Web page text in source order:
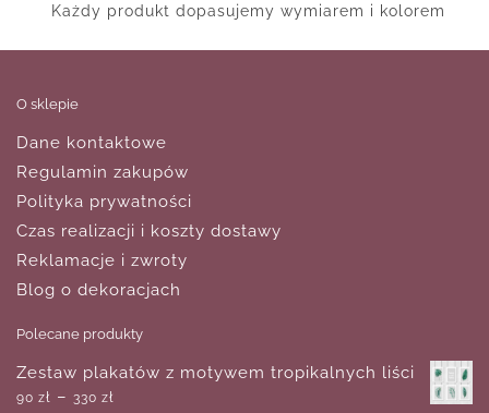
Każdy produkt dopasujemy wymiarem i kolorem
O sklepie
Dane kontaktowe
Regulamin zakupów
Polityka prywatności
Czas realizacji i koszty dostawy
Reklamacje i zwroty
Blog o dekoracjach
Polecane produkty
Zestaw plakatów z motywem tropikalnych liści
90 zł – 330 zł